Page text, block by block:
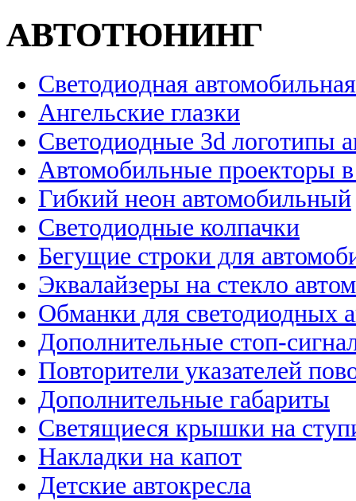
АВТОТЮНИНГ
Светодиодная
Ангельские глазки
Светодиодные 3d логотипы
Автомобильные проекторы
Гибкий неон автомобильный
Светодиодные колпачки
Бегущие строки для
Эквалайзеры на стекло
Обманки для светодиодных
Дополнительные стоп-
Повторители указателей
Дополнительные габариты
Светящиеся крышки на
Накладки на капот
Детские автокресла